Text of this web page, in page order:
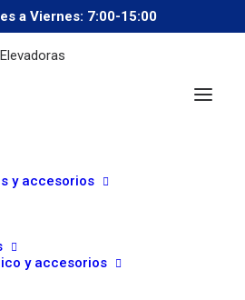
a Viernes: 7:00-15:00
y accesorios
y accesorios